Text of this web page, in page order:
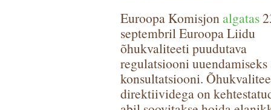
Euroopa Komisjonalgatas
septembril Euroopa Liidu
õhukvaliteeti puudutava
regulatsiooni
konsultatsiooni.
direktiividega on